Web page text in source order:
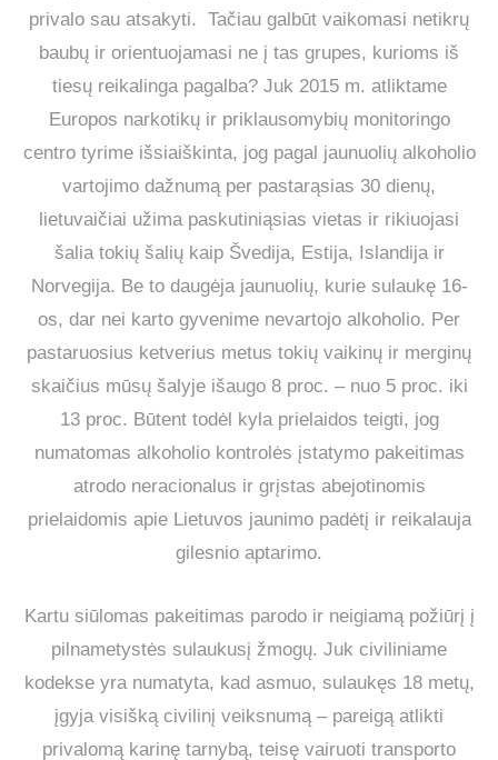
privalo sau atsakyti. Tačiau galbūt vaikomasi netikrų
baubų ir orientuojamasi ne į tas grupes, kurioms iš
tiesų reikalinga pagalba? Juk 2015 m. atliktame
Europos narkotikų ir priklausomybių monitoringo
centro tyrime išsiaiškinta, jog pagal jaunuolių alkoholio
vartojimo dažnumą per pastarąsias 30 dienų,
lietuvaičiai užima paskutiniąsias vietas ir rikiuojasi
šalia tokių šalių kaip Švedija, Estija, Islandija ir
Norvegija. Be to daugėja jaunuolių, kurie sulaukę 16-
os, dar nei karto gyvenime nevartojo alkoholio. Per
pastaruosius ketverius metus tokių vaikinų ir merginų
skaičius mūsų šalyje išaugo 8 proc. – nuo 5 proc. iki
13 proc. Būtent todėl kyla prielaidos teigti, jog
numatomas alkoholio kontrolės įstatymo pakeitimas
atrodo neracionalus ir grįstas abejotinomis
prielaidomis apie Lietuvos jaunimo padėtį ir reikalauja
gilesnio aptarimo.
Kartu siūlomas pakeitimas parodo ir neigiamą požiūrį į
pilnametystės sulaukusį žmogų. Juk civiliniame
kodekse yra numatyta, kad asmuo, sulaukęs 18 metų,
įgyja visišką civilinį veiksnumą – pareigą atlikti
privalomą karinę tarnybą, teisę vairuoti transporto